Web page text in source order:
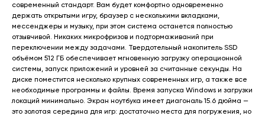
современный стандарт. Вам будет комфортно одновременно
держать открытыми игру, браузер с несколькими вкладками,
мессенджеры и музыку, при этом система останется полностью
отзывчивой. Никаких микрофризов и подтормаживаний при
переключении между задачами. Твердотельный накопитель SSD
объёмом 512 ГБ обеспечивает мгновенную загрузку операционной
системы, запуск приложений и уровней за считанные секунды. На
диске поместится несколько крупных современных игр, а также все
необходимые программы и файлы. Время запуска Windows и загрузки
локаций минимально. Экран ноутбука имеет диагональ 15.6 дюйма —
это золотая середина для игр: достаточно места для погружения, но